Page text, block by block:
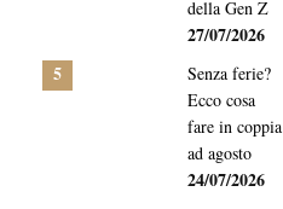
della Gen Z
27/07/2026
Senza ferie?
Ecco cosa
fare in coppia
ad agosto
24/07/2026
5